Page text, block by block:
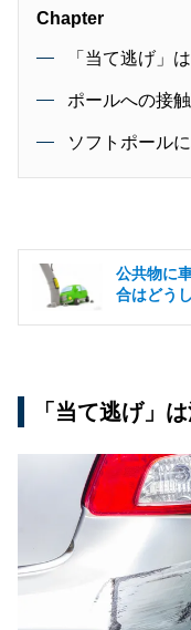
Chapter
「当て逃げ」
ポールへの接
ソフトポール
公共物に
合はどう
「当て逃げ」